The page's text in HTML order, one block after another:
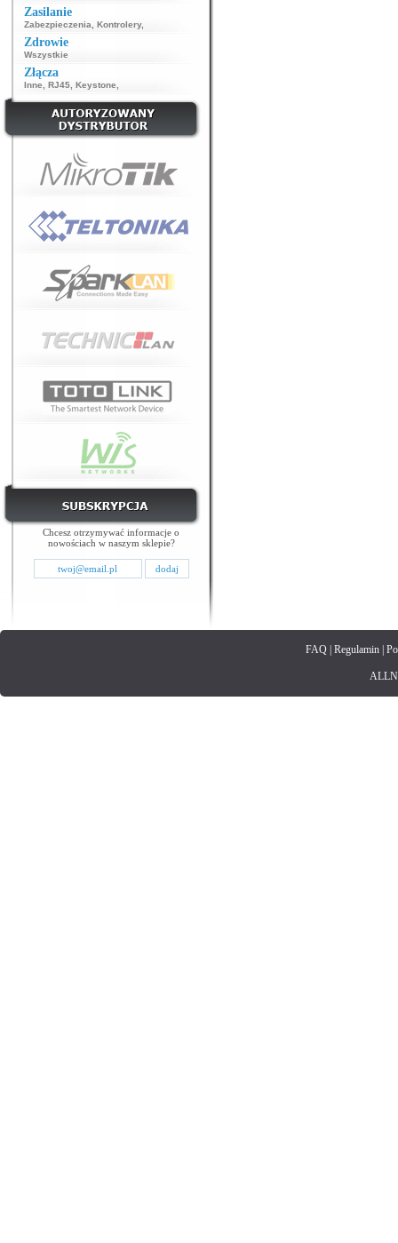
Zasilanie
Zabezpieczenia Kontrolery,
Zdrowie
Wszystkie
Złącza
Inne RJ45 Keystone
Chcesz otrzymywać informacje o
nowościach w naszym sklepie?
FAQ| Regulamin|